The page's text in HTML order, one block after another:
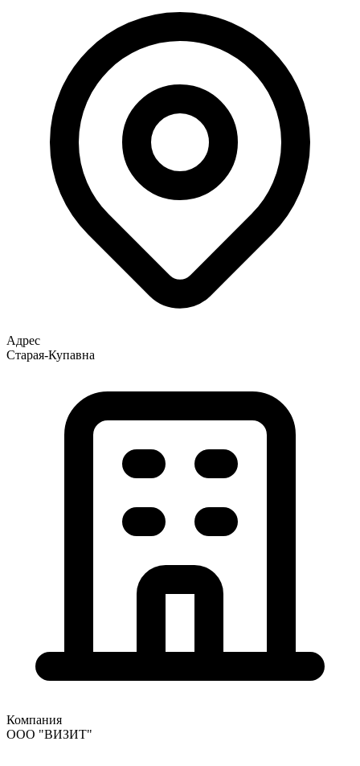
Адрес
Старая-Купавна
Компания
ООО "ВИЗИТ"